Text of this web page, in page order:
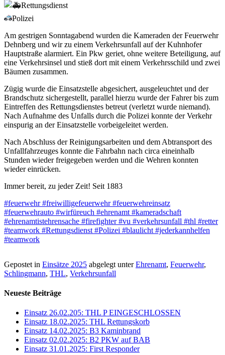
Rettungsdienst
Polizei
Am gestrigen Sonntagabend wurden die Kameraden der Feuerwehr
Dehnberg und wir zu einem Verkehrsunfall auf der Kuhnhofer
Hauptstraße alarmiert. Ein Pkw geriet, ohne weitere Beteiligung, auf
eine Verkehrsinsel und stieß dort mit einem Verkehrsschild und zwei
Bäumen zusammen.
Zügig wurde die Einsatzstelle abgesichert, ausgeleuchtet und der
Brandschutz sichergestellt, parallel hierzu wurde der Fahrer bis zum
Eintreffen des Rettungsdienstes betreut (verletzt wurde niemand).
Nach Aufnahme des Unfalls durch die Polizei konnte der Verkehr
einspurig an der Einsatzstelle vorbeigeleitet werden.
Nach Abschluss der Reinigungsarbeiten und dem Abtransport des
Unfallfahrzeuges konnte die Fahrbahn nach circa eineinhalb
Stunden wieder freigegeben werden und die Wehren konnten
wieder einrücken.
Immer bereit, zu jeder Zeit! Seit 1883
#feuerwehr#freiwilligefeuerwehr#feuerwehreinsatz
#feuerwehrauto #wirfüreuch #ehrenamt #kameradschaft
#ehrenamtistehrensache #firefighter#vu #verkehrsunfall #thl #retter
#teamwork #Rettungsdienst #Polizei #blaulicht #jederkannhelfen
#teamwork
Gepostet in Einsätze 2025 abgelegt unterEhrenamt, Feuerwehr,
Schlingmann, THL, Verkehrsunfall
Neueste Beiträge
Einsatz 26.02.205: THL P EINGESCHLOSSEN
Einsatz 18.02.2025: THL Rettungskorb
Einsatz 14.02.2025: B3 Kaminbrand
Einsatz 02.02.2025: B2 PKW auf BAB
Einsatz 31.01.2025: First Responder